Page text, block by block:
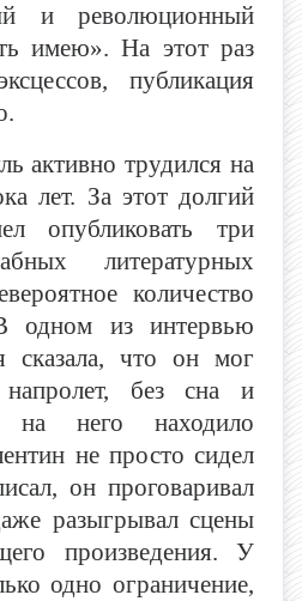
и революционный
имею». На этот раз
публикация
активно трудился на
лет. За этот долгий
опубликовать три
литературных
количество
В одном из интервью
сказала, что он мог
напролет, без сна и
на него находило
не просто сидел
он проговаривал
разыгрывал сцены
произведения. У
одно ограничение,